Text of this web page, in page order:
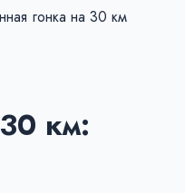
гонка на 30 км
км: